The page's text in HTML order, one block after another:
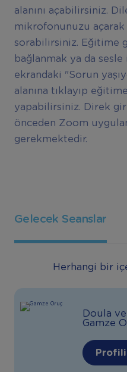
alanını açabilirsiniz.
mikrofonunuzu açarak
sorabilirsiniz. Eğitime
bağlanmak ya da sesle
ekrandaki "Sorun
alanına tıklayıp
yapabilirsiniz. Direk
önceden Zoom
gerekmektedir.
Gelecek Seanslar
Herhangi bir
Doula
Gamze